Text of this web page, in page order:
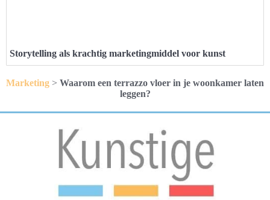
Storytelling als krachtig marketingmiddel voor kunst
Marketing > Waarom een terrazzo vloer in je woonkamer laten
leggen?